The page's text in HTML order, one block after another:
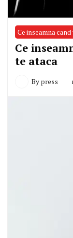
Ce inseamna
Ce
te ataca
By press